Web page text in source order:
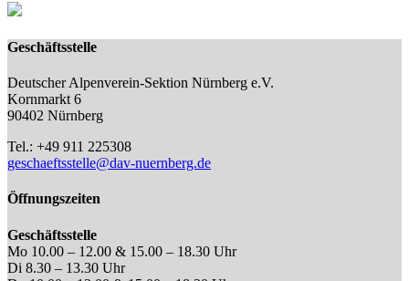
Geschäftsstelle
Deutscher Alpenverein-Sektion Nürnberg e.V.
Kornmarkt 6
90402 Nürnberg
Tel.: +49 911 225308
geschaeftsstelle@dav-nuernberg.de
Öffnungszeiten
Geschäftsstelle
Mo 10.00 – 12.00 & 15.00 – 18.30 Uhr
Di 8.30 – 13.30 Uhr